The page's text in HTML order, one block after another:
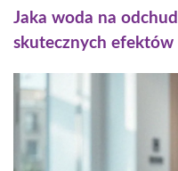
Jaka woda na
skutecznych efektów